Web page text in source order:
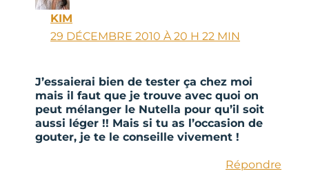
KIM
29 DÉCEMBRE 2010 À 20 H 22 MIN
J’essaierai bien de tester ça chez moi
mais il faut que je trouve avec quoi on
peut mélanger le Nutella pour qu’il soit
aussi léger !! Mais si tu as l’occasion de
gouter, je te le conseille vivement !
Répondre